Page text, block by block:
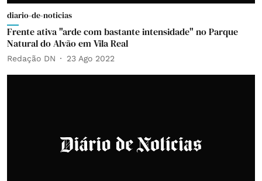
diario-de-noticias
Frente ativa "arde com bastante intensidade" no Parque
Natural do Alvão em Vila Real
Redação DN 23 Ago 2022